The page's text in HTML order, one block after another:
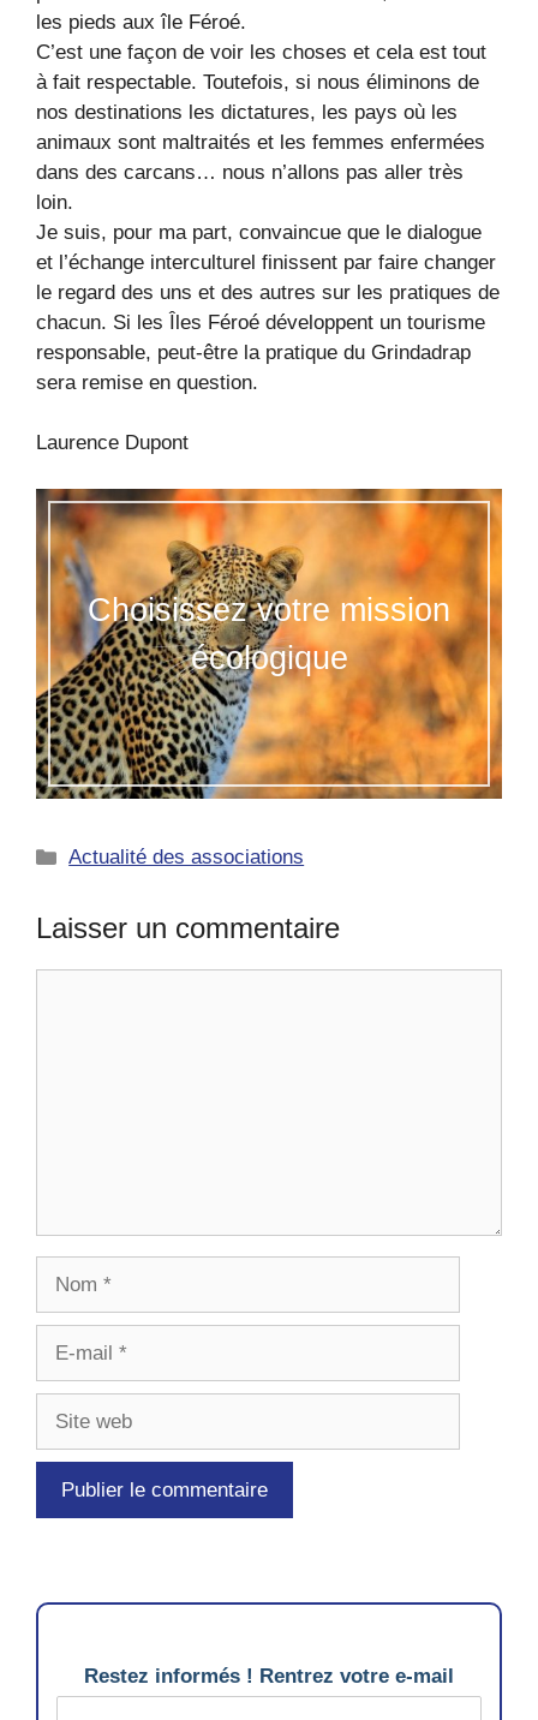
les pieds aux île Féroé.
C’est une façon de voir les choses et cela est tout
à fait respectable. Toutefois, si nous éliminons de
nos destinations les dictatures, les pays où les
animaux sont maltraités et les femmes enfermées
dans des carcans… nous n’allons pas aller très
loin.
Je suis, pour ma part, convaincue que le dialogue
et l’échange interculturel finissent par faire changer
le regard des uns et des autres sur les pratiques de
chacun. Si les Îles Féroé développent un tourisme
responsable, peut-être la pratique du Grindadrap
sera remise en question.
Laurence Dupont
Choisissez votre mission
écologique
Catégories
Actualité des associations
Laisser un commentaire
Restez informés ! Rentrez votre e-mail